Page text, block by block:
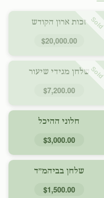
Sold זכות ארון הקודש
$20,000.00
Sold שלחן מגידי שיעור
$7,200.00
חלוני ההיכל
$3,000.00
שלחן בביהמ״ד
$1,500.00